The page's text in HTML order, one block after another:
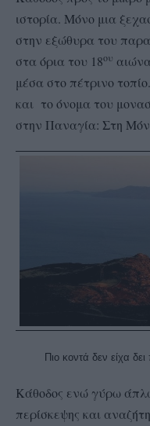
ιστορία. Μόνο μια
στην εξώθυρα του
στα όρια του 18ου
μέσα στο πέτρινο
και το όνομα του
στην Παναγία: Στη
Πιο κοντά δεν είχα
Κάθοδος ενώ γύρω
περίσκεψης και